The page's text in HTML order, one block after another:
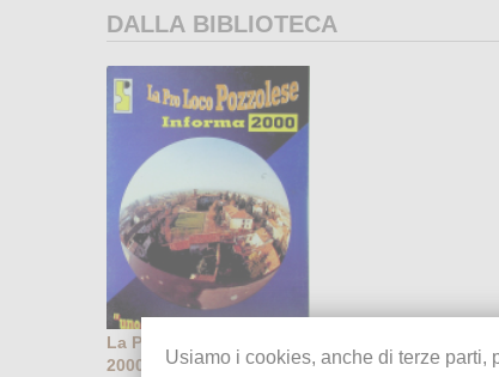
DALLA BIBLIOTECA
La Pro Loco Informa
2000. Uno sguardo su
Usiamo i cookies, anche di terze